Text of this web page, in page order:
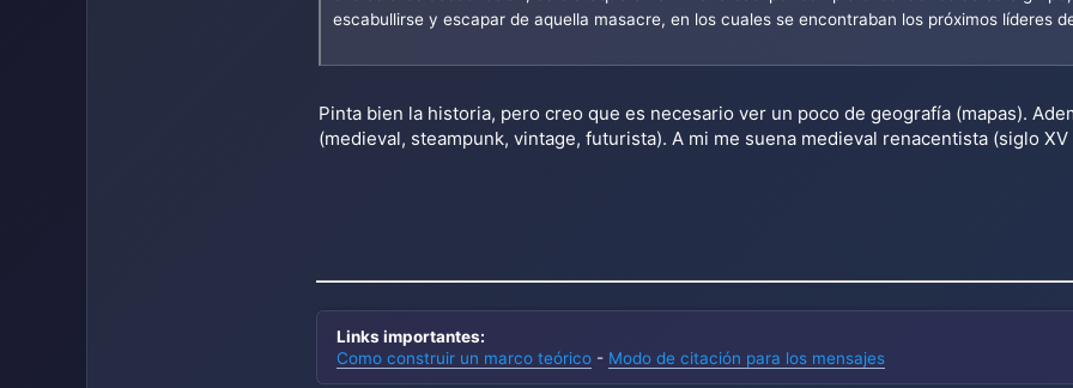
escabullirse y escapar de aquella masacre, en los cuales se encontraban los próximos líderes
Pinta bien la historia, pero creo que es necesario ver un poco de geografía (mapas).
(medieval, steampunk, vintage, futurista). A mi me suena medieval renacentista (siglo XV
Links importantes:
Como construir un marco teórico - Modo de citación para los mensajes